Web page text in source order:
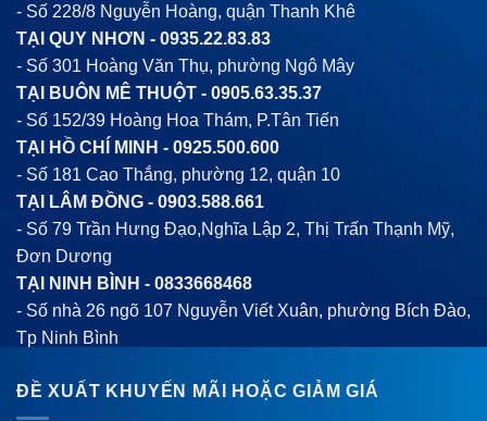
- Số 228/8 Nguyễn Hoàng, quận Thanh Khê
TẠI QUY NHƠN - 0935.22.83.83
- Số 301 Hoàng Văn Thụ, phường Ngô Mây
TẠI BUÔN MÊ THUỘT - 0905.63.35.37
- Số 152/39 Hoàng Hoa Thám, P.Tân Tiến
TẠI HỒ CHÍ MINH - 0925.500.600
- Số 181 Cao Thắng, phường 12, quận 10
TẠI LÂM ĐỒNG - 0903.588.661
- Số 79 Trần Hưng Đạo,Nghĩa Lập 2, Thị Trấn Thạnh Mỹ,
Đơn Dương
TẠI NINH BÌNH - 0833668468
- Số nhà 26 ngõ 107 Nguyễn Viết Xuân, phường Bích Đào,
Tp Ninh Bình
ĐỀ XUẤT KHUYẾN MÃI HOẶC GIẢM GIÁ